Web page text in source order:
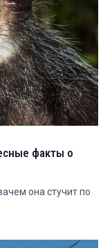
факты о
она стучит по